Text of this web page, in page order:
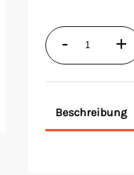
-
Wicked
Menge
+
Beschreibung